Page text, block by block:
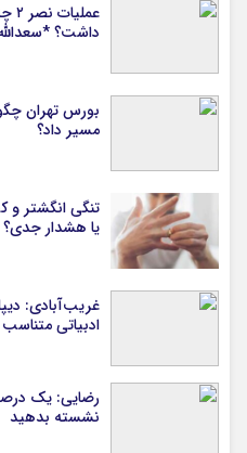
داشت؟
بورس تهران
مسیر داد؟
تنگی انگشتر و
یا هشدار جدی؟
غریب‌آبادی:
ادبیاتی
رضایی: یک درصد
نشسته بدهید